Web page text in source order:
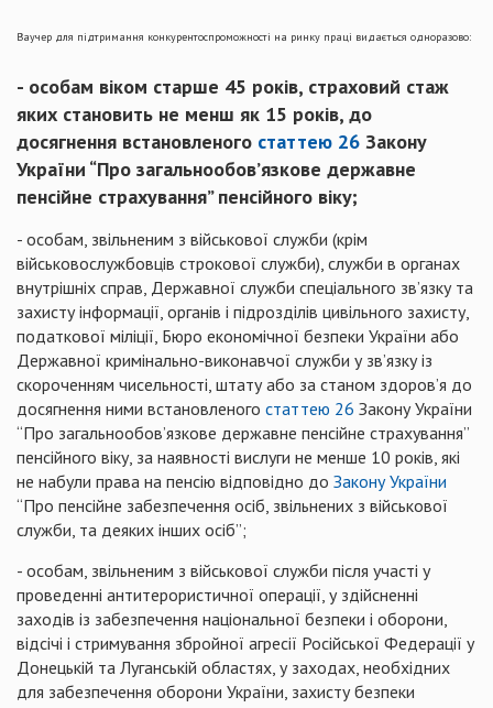
Ваучер для підтримання конкурентоспроможності на ринку праці видається одноразово:
- особам віком старше 45 років, страховий стаж
яких становить не менш як 15 років, до
досягнення встановленого статтею 26 Закону
України “Про загальнообов’язкове державне
пенсійне страхування” пенсійного віку;
- особам, звільненим з військової служби (крім
військовослужбовців строкової служби), служби в органах
внутрішніх справ, Державної служби спеціального зв’язку та
захисту інформації, органів і підрозділів цивільного захисту,
податкової міліції, Бюро економічної безпеки України або
Державної кримінально-виконавчої служби у зв’язку із
скороченням чисельності, штату або за станом здоров’я до
досягнення ними встановленого статтею 26 Закону України
“Про загальнообов’язкове державне пенсійне страхування”
пенсійного віку, за наявності вислуги не менше 10 років, які
не набули права на пенсію відповідно до Закону України
“Про пенсійне забезпечення осіб, звільнених з військової
служби, та деяких інших осіб”;
- особам, звільненим з військової служби після участі у
проведенні антитерористичної операції, у здійсненні
заходів із забезпечення національної безпеки і оборони,
відсічі і стримування збройної агресії Російської Федерації у
Донецькій та Луганській областях, у заходах, необхідних
для забезпечення оборони України, захисту безпеки